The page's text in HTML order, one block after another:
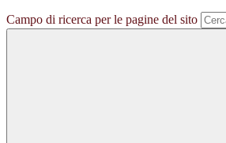
Campo di ricerca per le pagine del sito